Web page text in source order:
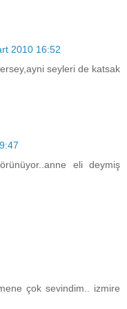
2010 16:52
seyleri de katsak
eli deymiş
çok sevindim.. izmire